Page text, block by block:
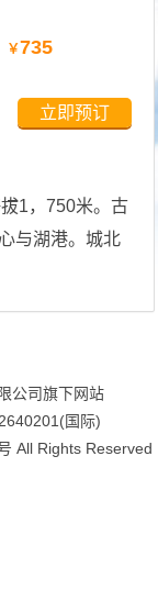
￥735
立即预订
1，750米。古
与湖港。城北
公司旗下网站
国际)
All Rights Reserved